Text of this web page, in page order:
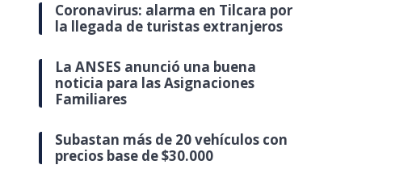
Coronavirus: alarma en Tilcara por
la llegada de turistas extranjeros
La ANSES anunció una buena
noticia para las Asignaciones
Familiares
Subastan más de 20 vehículos con
precios base de $30.000